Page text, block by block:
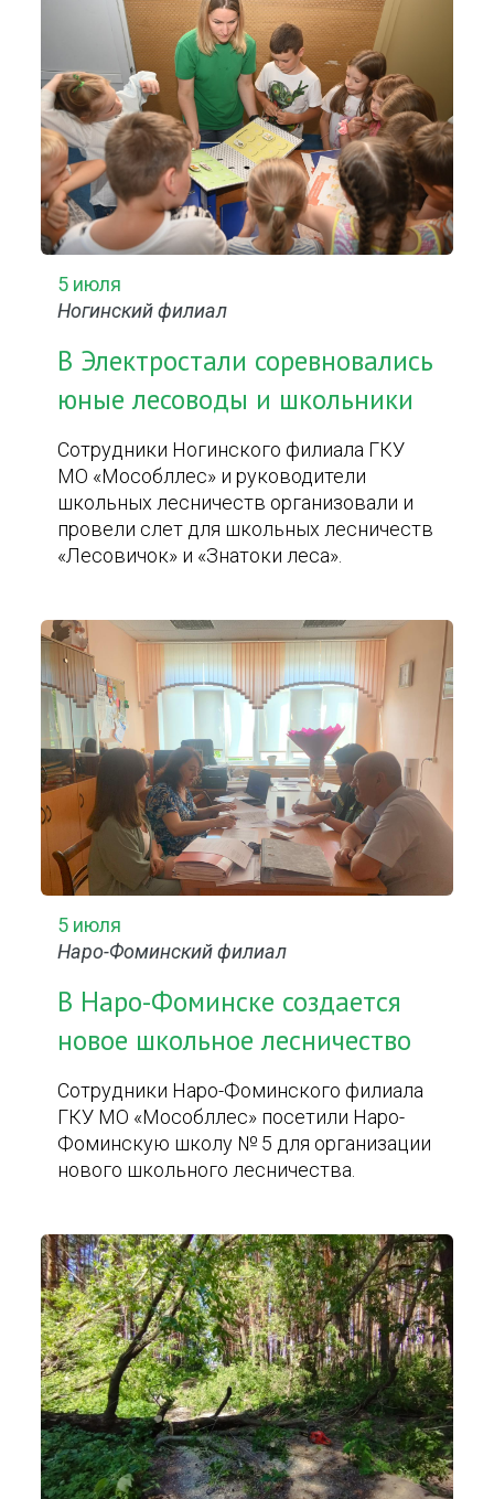
5 июля
Ногинский филиал
В Электростали соревновались
юные лесоводы и школьники
Сотрудники Ногинского филиала ГКУ
МО «Мособллес» и руководители
школьных лесничеств организовали и
провели слет для школьных лесничеств
«Лесовичок» и «Знатоки леса».
5 июля
Наро-Фоминский филиал
В Наро-Фоминске создается
новое школьное лесничество
Сотрудники Наро-Фоминского филиала
ГКУ МО «Мособллес» посетили Наро-
Фоминскую школу № 5 для организации
нового школьного лесничества.